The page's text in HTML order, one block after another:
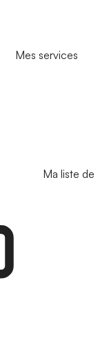
Mes services
Ma liste de